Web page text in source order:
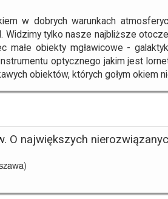
w dobrych warunkach
tylko nasze najbliższe
małe obiekty mgławicowe -
optycznego jakim jest
obiektów, których gołym okiem
O największych